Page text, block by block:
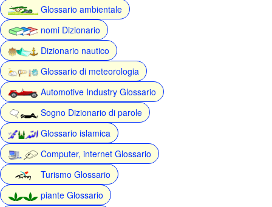
Glossario ambientale
nomi Dizionario
Dizionario nautico
Glossario di meteorologia
Automotive Industry Glossario
Sogno Dizionario di parole
Glossario islamica
Computer, internet Glossario
Turismo Glossario
piante Glossario